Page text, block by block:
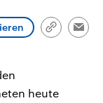
Link
heute